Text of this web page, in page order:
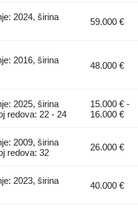
2024, širina
59.000 €
2016, širina
48.000 €
2025, širina
redova: 22 - 24
15.000 € -
16.000 €
2009, širina
redova: 32
26.000 €
2023, širina
40.000 €